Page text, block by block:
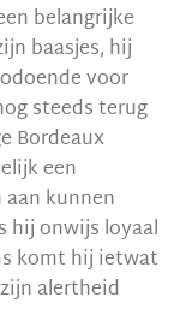
belangrijke
baasjes, hij
voor
steeds terug
Bordeaux
een
kunnen
hij onwijs loyaal
komt hij ietwat
alertheid